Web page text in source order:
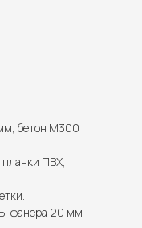
бетон М300
ПВХ,
фанера 20 мм